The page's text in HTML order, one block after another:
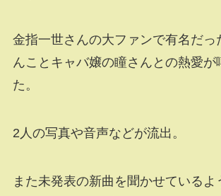
金指一世さんの大ファンで有名だっ
んことキャバ嬢の瞳さんとの熱愛が
た。
2人の写真や音声などが流出。
また未発表の新曲を聞かせているよ